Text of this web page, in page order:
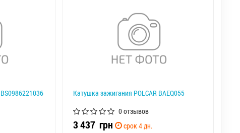
Катушка зажигания POLCAR BAEQ055
0 отзывов
3 437грн
срок 4 дн.